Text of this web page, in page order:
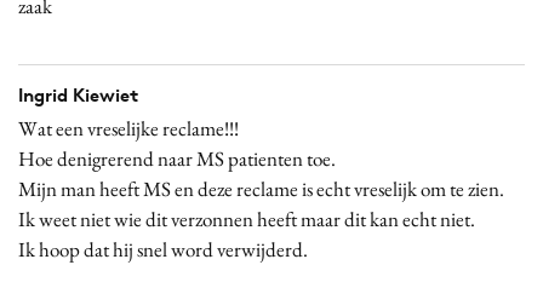
zaak
Ingrid Kiewiet
Wat een vreselijke reclame!!!
Hoe denigrerend naar MS patienten toe.
Mijn man heeft MS en deze reclame is echt vreselijk om te zien.
Ik weet niet wie dit verzonnen heeft maar dit kan echt niet.
Ik hoop dat hij snel word verwijderd.